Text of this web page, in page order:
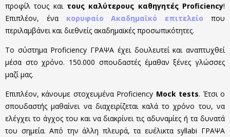
προφίλ τους και τους καλύτερους καθηγητές Proficiency!
Επιπλέον, ένα κορυφαίο Ακαδημαϊκό επιτελείο που
περιλαμβάνει και διεθνείς ακαδημαϊκές προσωπικότητες.
Το σύστημα Proficiency ΓΡΑΨΑ έχει δουλευτεί και αναπτυχθεί
μέσα στο χρόνο. 150.000 σπουδαστές έμαθαν ξένες γλώσσες
μαζί μας.
Επιπλέον, κάνουμε στοχευμένα Proficiency Mock tests. Έτσι ο
σπουδαστής μαθαίνει να διαχειρίζεται καλά το χρόνο του, να
ελέγχει το άγχος του και να διακρίνει τις αδυναμίες ή τα δυνατά
του σημεία. Από την άλλη πλευρά, τα ευέλικτα syllabi ΓΡΑΨΑ